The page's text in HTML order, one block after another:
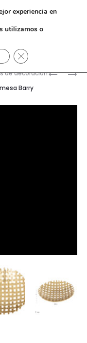
MESA
MESA
de decoración
Barry
experiencia en
utilizamos o
Cerrar el banner de